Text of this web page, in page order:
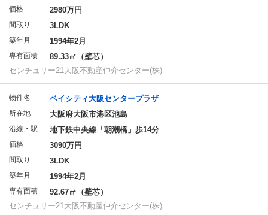
価格 2980万円
間取り 3LDK
築年月 1994年2月
専有面積
89.33㎡（壁芯）
センチュリー21大阪不動産仲介センター(株)
物件名 ベイシティ大阪センタープラザ
所在地 大阪府大阪市港区池島
沿線・駅 地下鉄中央線「朝潮橋」歩14分
価格 3090万円
間取り 3LDK
築年月 1994年2月
専有面積
92.67㎡（壁芯）
センチュリー21大阪不動産仲介センター(株)